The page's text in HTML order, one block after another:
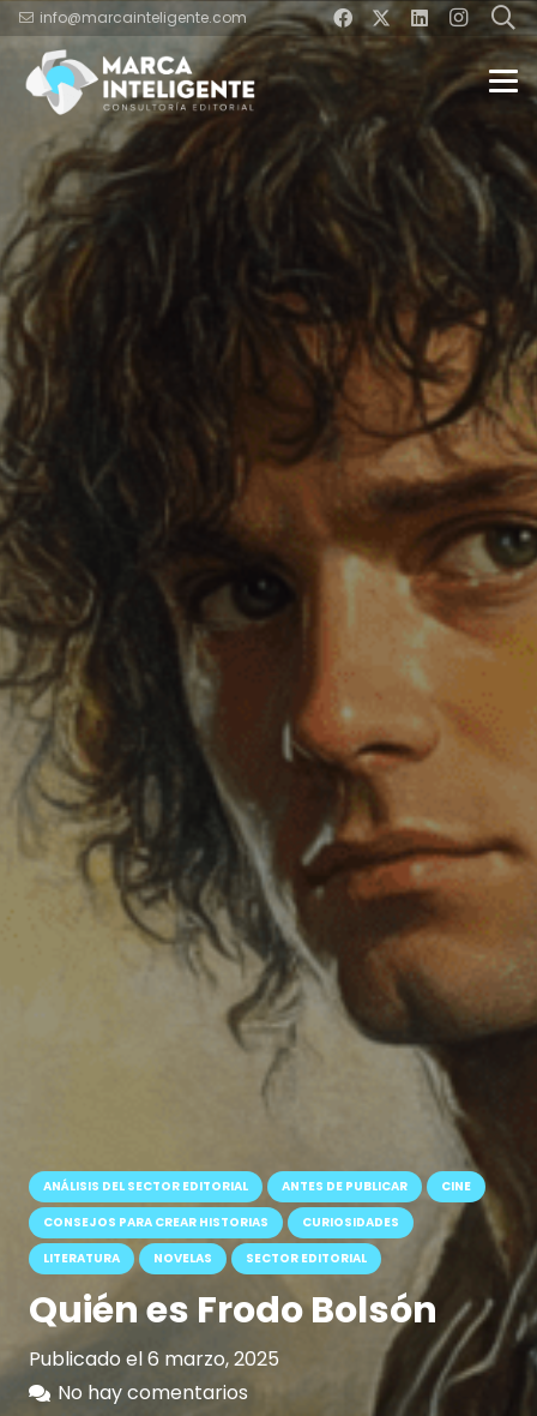
info@marcainteligente.com
ANÁLISIS DEL SECTOR EDITORIAL ANTES DE PUBLICAR
CINE
CONSEJOS PARA CREAR HISTORIAS
CURIOSIDADES
LITERATURA
NOVELAS SECTOR EDITORIAL
Quién es Frodo Bolsón
Publicado el6 marzo, 2025
No hay comentarios